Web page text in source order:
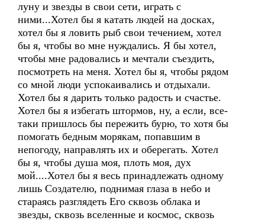
луну и звезды в свои сети, играть с
ними...Хотел бы я катать людей на досках,
хотел бы я ловить рыб свои течением, хотел
бы я, чтобы во мне нуждались. Я бы хотел,
чтобы мне радовались и мечтали съездить,
посмотреть на меня. Хотел бы я, чтобы рядом
со мной люди успокаивались и отдыхали.
Хотел бы я дарить только радость и счастье.
Хотел бы я избегать штормов, ну, а если, все-
таки пришлось бы пережить бурю, то хотя бы
помогать бедным морякам, попавшим в
непогоду, направлять их и оберегать. Хотел
бы я, чтобы душа моя, плоть моя, дух
мой....Хотел бы я весь принадлежать одному
лишь Создателю, поднимая глаза в небо и
стараясь разглядеть Его сквозь облака и
звезды, сквозь вселенные и космос, сквозь